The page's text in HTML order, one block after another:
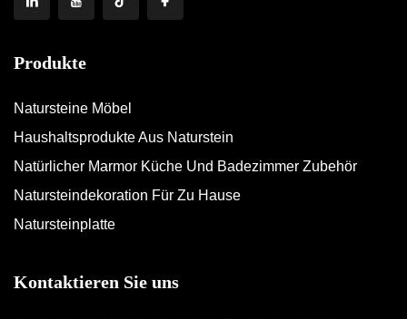
Produkte
Natursteine Möbel
Haushaltsprodukte Aus Naturstein
Natürlicher Marmor Küche Und Badezimmer Zubehör
Natursteindekoration Für Zu Hause
Natursteinplatte
Kontaktieren Sie uns